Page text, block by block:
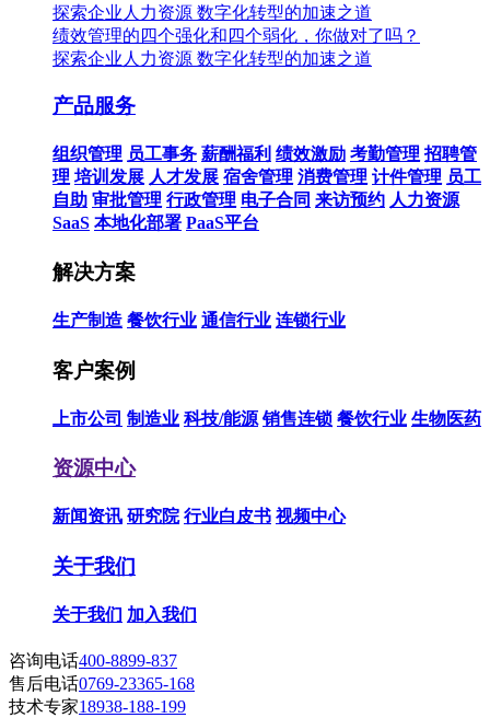
探索企业人力资源 数字化转型的加速之道
绩效管理的四个强化和四个弱化，你做对了吗？
探索企业人力资源 数字化转型的加速之道
产品服务
组织管理 员工事务 薪酬福利 绩效激励 考勤管理 招聘管
理 培训发展 人才发展 宿舍管理 消费管理 计件管理 员工
自助 审批管理 行政管理 电子合同 来访预约 人力资源
SaaS 本地化部署 PaaS平台
解决方案
生产制造 餐饮行业 通信行业 连锁行业
客户案例
上市公司 制造业 科技/能源 销售连锁 餐饮行业 生物医药
资源中心
新闻资讯 研究院 行业白皮书 视频中心
关于我们
关于我们 加入我们
咨询电话400-8899-837
售后电话0769-23365-168
技术专家18938-188-199